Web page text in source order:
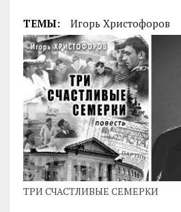
ТЕМЫ: Игорь Христофоров
ТРИ СЧАСТЛИВЫЕ СЕМЕРКИ